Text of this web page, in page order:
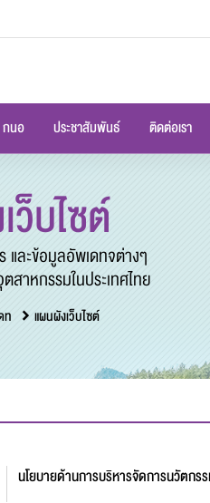
กนอ ประชาสัมพันธ์ ติดต่อเรา
ว็บไซต์
และข้อมูลอัพเดทจต่างๆ
าหกรรมในประเทศไทย
ท แผนผังเว็บไซต์
นโยบายด้านการบริหารจัดการนวัตกร